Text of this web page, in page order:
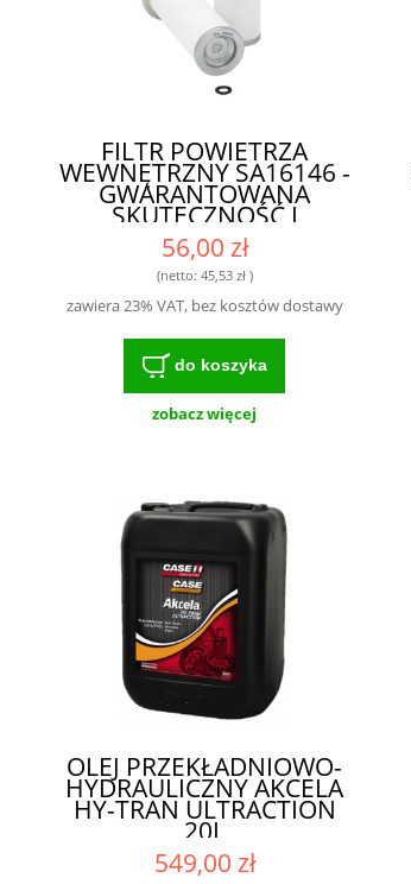
FILTR POWIETRZA
WEWNĘTRZNY SA16146 -
GWARANTOWANA
SKUTECZNOŚĆ I
WYDAJNOŚĆ
56,00 zł
(netto: 45,53 zł)
zawiera 23% VAT, bez kosztów dostawy
do koszyka
zobacz więcej
OLEJ PRZEKŁADNIOWO-
HYDRAULICZNY AKCELA
HY-TRAN ULTRACTION
20L
549,00 zł